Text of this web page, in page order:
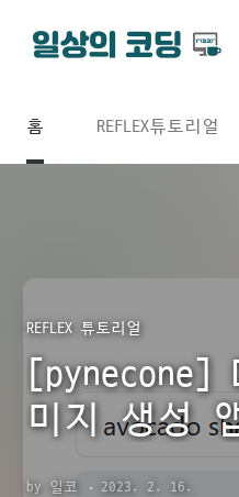
홈 REFLEX튜토리얼
REFLEX 튜토리얼
[pynecone]
미지 생성
by 일코 2023. 2. 16.